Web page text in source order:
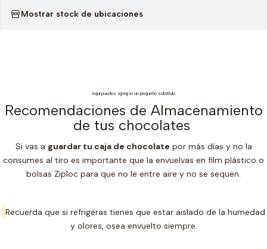
Mostrar stock de ubicaciones
Aquí puedes agregar un pequeño subtítulo
Recomendaciones de Almacenamiento
de tus chocolates
Si vas a guardar tu caja de chocolate por más días y no la
consumes al tiro es importante que la envuelvas en film plástico o
bolsas Ziploc para que no le entre aire y no se sequen.
Recuerda que si refrigeras tienes que estar aislado de la humedad
y olores, osea envuelto siempre.